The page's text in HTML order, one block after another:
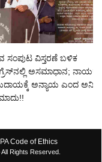
ಸಂಪುಟ ವಿಸ್ತರಣೆ ಬಳಿಕ
ಅಸಮಾಧಾನ; ನಾಯಕ
ಅನ್ಯಾಯ ಎಂದ ಅನಿಲ್
Code of Ethics
Rights Reserved.